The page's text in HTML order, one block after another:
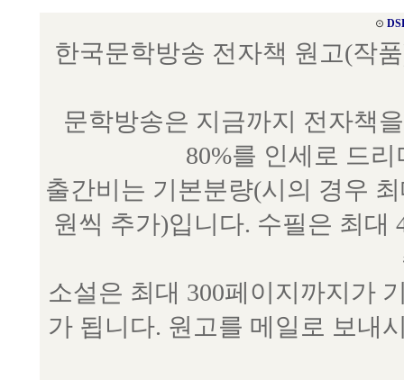
⊙
한국문학방송 전자책 원고(작
문학방송은 지금까지 전자책
80%를 인세로 드
출간비는 기본분량(시의 경우
원씩 추가)입니다. 수필은 최대
소설은 최대 300페이지까지가
가 됩니다. 원고를 메일로 보내